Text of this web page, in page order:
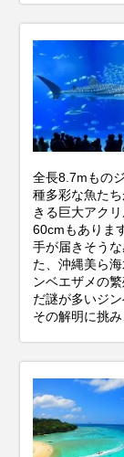
全長8.7mもの
種多彩な魚た
きる巨大アク
60cmもありま
手が届きそう
た、沖縄美ら
ンベエザメの
だ謎が多いジ
その解明に挑